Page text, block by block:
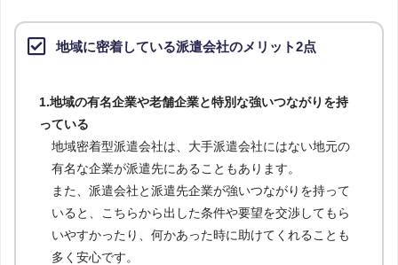
地域に密着している派遣会社のメリット2点
1.地域の有名企業や老舗企業と特別な強いつながりを持
っている
地域密着型派遣会社は、大手派遣会社にはない地元の
有名な企業が派遣先にあることもあります。
また、派遣会社と派遣先企業が強いつながりを持って
いると、こちらから出した条件や要望を交渉してもら
いやすかったり、何かあった時に助けてくれることも
多く安心です。